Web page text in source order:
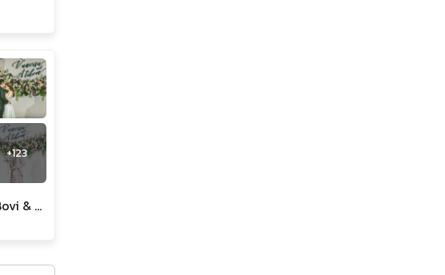
+123
Engagement - Wedding reception K.Bovi & K.Ball